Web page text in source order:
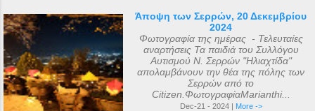
Άποψη των Σερρών, 20 Δεκεμβρίου
2024
Φωτογραφία της ημέρας - Τελευταίες
αναρτήσεις Τα παιδιά του Συλλόγου
Αυτισμού Ν. Σερρών "Ηλιαχτίδα"
απολαμβάνουν την θέα της πόλης των
Σερρών από το
Citizen.ΦωτογραφίαMarianthi...
Dec-21 - 2024 | More ->